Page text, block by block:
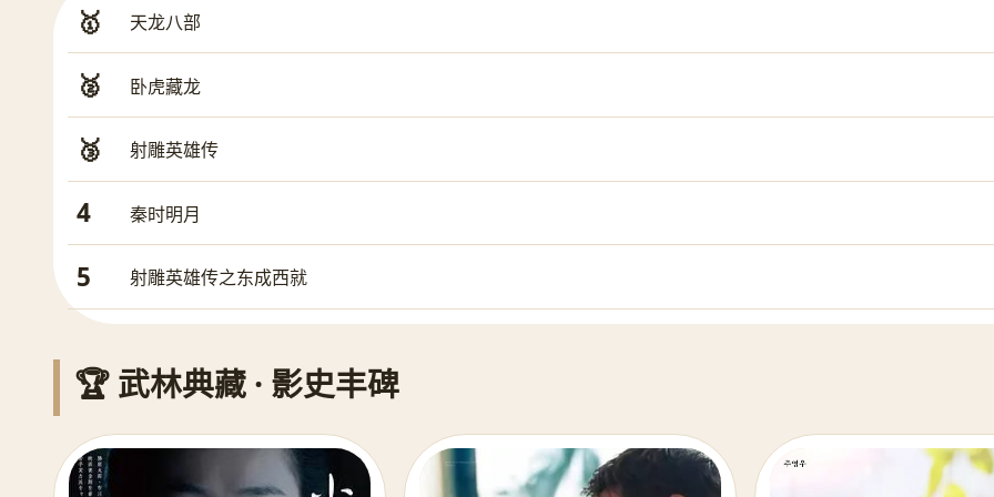
🥇 天龙八部
🥈 卧虎藏龙
🥉 射雕英雄传
4 秦时明月
5 射雕英雄传之东成西就
🏆 武林典藏 · 影史丰碑